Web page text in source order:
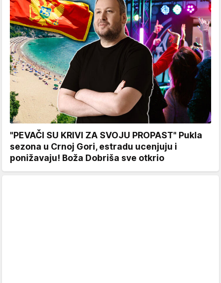
"PEVAČI SU KRIVI ZA SVOJU PROPAST" Pukla
sezona u Crnoj Gori, estradu ucenjuju i
ponižavaju! Boža Dobriša sve otkrio